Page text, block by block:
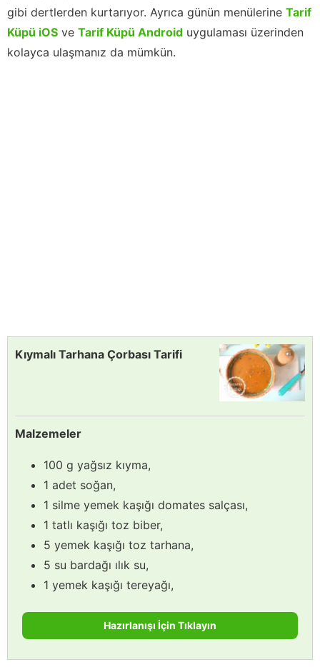
gibi dertlerden kurtarıyor. Ayrıca günün menülerine Tarif
Küpü iOS ve Tarif Küpü Android uygulaması üzerinden
kolayca ulaşmanız da mümkün.
Kıymalı Tarhana Çorbası Tarifi
Malzemeler
100 g yağsız kıyma,
1 adet soğan,
1 silme yemek kaşığı domates salçası,
1 tatlı kaşığı toz biber,
5 yemek kaşığı toz tarhana,
5 su bardağı ılık su,
1 yemek kaşığı tereyağı,
Hazırlanışı İçin Tıklayın